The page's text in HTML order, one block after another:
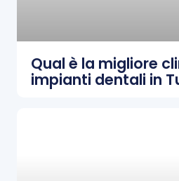
Qual è la migliore
impianti dentali in